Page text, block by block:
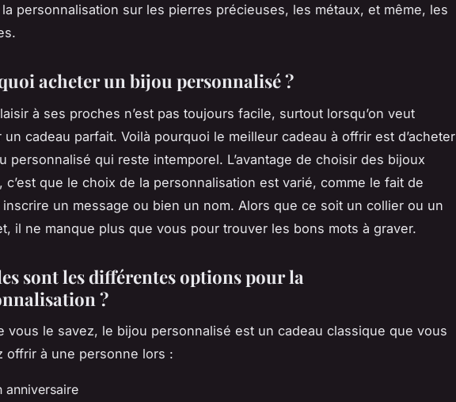
personnalisation sur les pierres précieuses, les métaux, et même, les
acheter un bijou personnalisé ?
à ses proches n’est pas toujours facile, surtout lorsqu’on veut
un cadeau parfait. Voilà pourquoi le meilleur cadeau à offrir est d’acheter
personnalisé qui reste intemporel. L’avantage de choisir des bijoux
c’est que le choix de la personnalisation est varié, comme le fait de
un message ou bien un nom. Alors que ce soit un collier ou un
il ne manque plus que vous pour trouver les bons mots à graver.
sont les différentes options pour la
?
vous le savez, le bijou personnalisé est un cadeau classique que vous
offrir à une personne lors :
anniversaire